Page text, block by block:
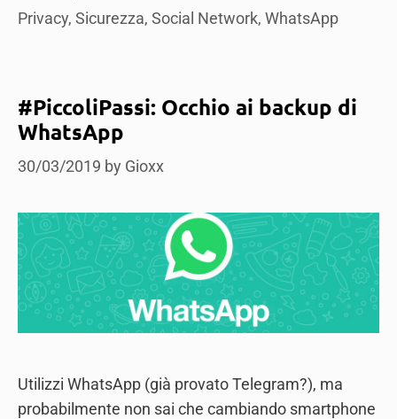
Privacy, Sicurezza, Social Network, WhatsApp
#PiccoliPassi: Occhio ai backup di
WhatsApp
30/03/2019 by Gioxx
Utilizzi WhatsApp (già provato Telegram?), ma
probabilmente non sai che cambiando smartphone